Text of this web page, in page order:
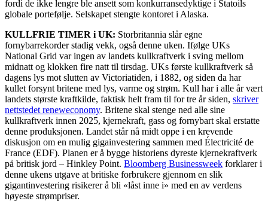
fordi de ikke lengre ble ansett som konkurransedyktige i Statoils
globale portefølje. Selskapet stengte kontoret i Alaska.
KULLFRIE TIMER i UK: Storbritannia slår egne
fornybarrekorder stadig vekk, også denne uken. Ifølge UKs
National Grid var ingen av landets kullkraftverk i sving mellom
midnatt og klokken fire natt til tirsdag. UKs første kullkraftverk så
dagens lys mot slutten av Victoriatiden, i 1882, og siden da har
kullet forsynt britene med lys, varme og strøm. Kull har i alle år vært
landets største kraftkilde, faktisk helt fram til for tre år siden, skriver
nettstedet reneweconomy. Britene skal stenge ned alle sine
kullkraftverk innen 2025, kjernekraft, gass og fornybart skal erstatte
denne produksjonen. Landet står nå midt oppe i en krevende
diskusjon om en mulig gigainvestering sammen med Électricité de
France (EDF). Planen er å bygge historiens dyreste kjernekraftverk
på britisk jord – Hinkley Point. Bloomberg Businessweek forklarer i
denne ukens utgave at britiske forbrukere gjennom en slik
gigantinvestering risikerer å bli «låst inne i» med en av verdens
høyeste strømpriser.